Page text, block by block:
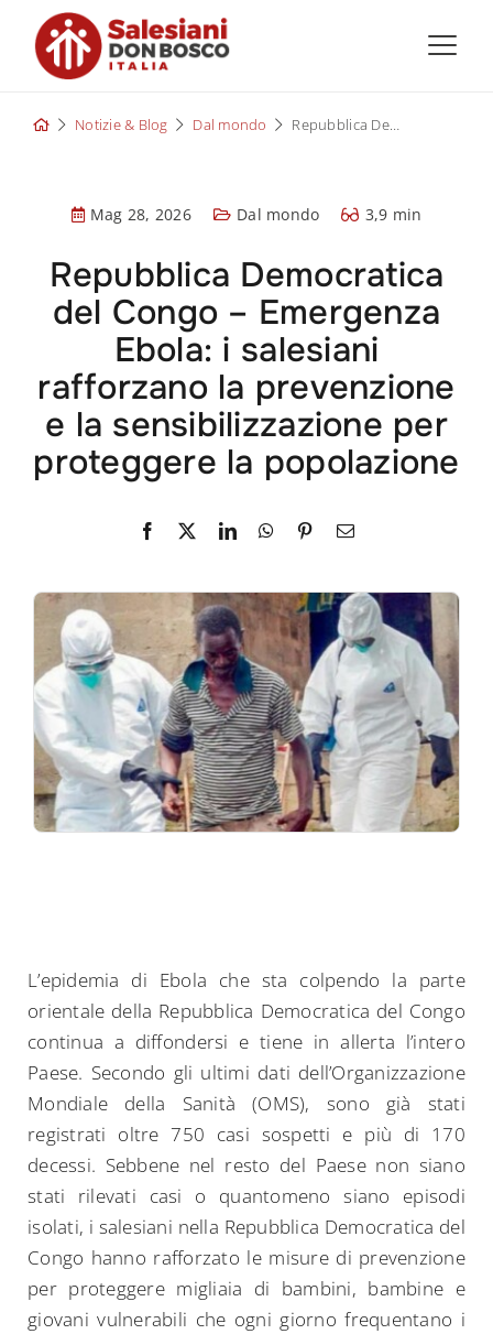
content
Notizie & Blog Dal mondo Repubblica Democratica del Congo – Emergenza Ebola: i salesiani rafforzano la prevenzione e la sensibilizzazione per proteggere la popolazione
Mag 28, 2026 Dal mondo 3,9 min
Repubblica Democratica
del Congo – Emergenza
Ebola: i salesiani
rafforzano la prevenzione
e la sensibilizzazione per
proteggere la popolazione
L’epidemia di Ebola che sta colpendo la parte
orientale della Repubblica Democratica del Congo
continua a diffondersi e tiene in allerta l’intero
Paese. Secondo gli ultimi dati dell’Organizzazione
Mondiale della Sanità (OMS), sono già stati
registrati oltre 750 casi sospetti e più di 170
decessi. Sebbene nel resto del Paese non siano
stati rilevati casi o quantomeno siano episodi
isolati, i salesiani nella Repubblica Democratica del
Congo hanno rafforzato le misure di prevenzione
per proteggere migliaia di bambini, bambine e
giovani vulnerabili che ogni giorno frequentano i